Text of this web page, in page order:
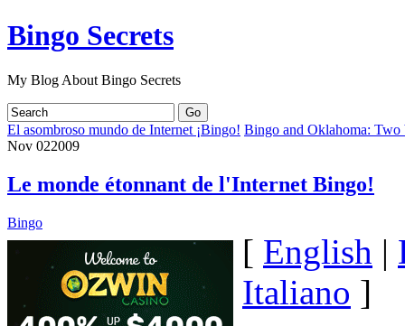
Bingo Secrets
My Blog About Bingo Secrets
El asombroso mundo de Internet ¡Bingo! Bingo and Oklahoma: Two
Nov 022009
Le monde étonnant de l'Internet Bingo!
Bingo
[ English |
Italiano ]